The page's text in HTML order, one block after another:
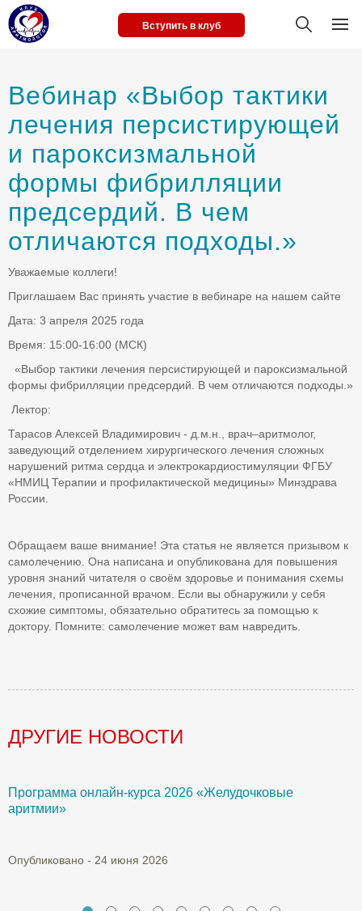
Вступить в клуб
Вебинар «Выбор тактики
лечения персистирующей
и пароксизмальной
формы фибрилляции
предсердий. В чем
отличаются подходы.»
Уважаемые коллеги!
Приглашаем Вас принять участие в вебинаре на нашем сайте
Дата: 3 апреля 2025 года
Время: 15:00-16:00 (МСК)
«Выбор тактики лечения персистирующей и пароксизмальной
формы фибрилляции предсердий. В чем отличаются подходы.»
Лектор:
Тарасов Алексей Владимирович - д.м.н., врач–аритмолог,
заведующий отделением хирургического лечения сложных
нарушений ритма сердца и электрокардиостимуляции ФГБУ
«НМИЦ Терапии и профилактической медицины» Минздрава
России.
Обращаем ваше внимание! Эта статья не является призывом к
самолечению. Она написана и опубликована для повышения
уровня знаний читателя о своём здоровье и понимания схемы
лечения, прописанной врачом. Если вы обнаружили у себя
схожие симптомы, обязательно обратитесь за помощью к
доктору. Помните: самолечение может вам навредить.
ДРУГИЕ НОВОСТИ
Программа онлайн-курса 2026 «Желудочковые
аритмии»
Опубликовано - 24 июня 2026